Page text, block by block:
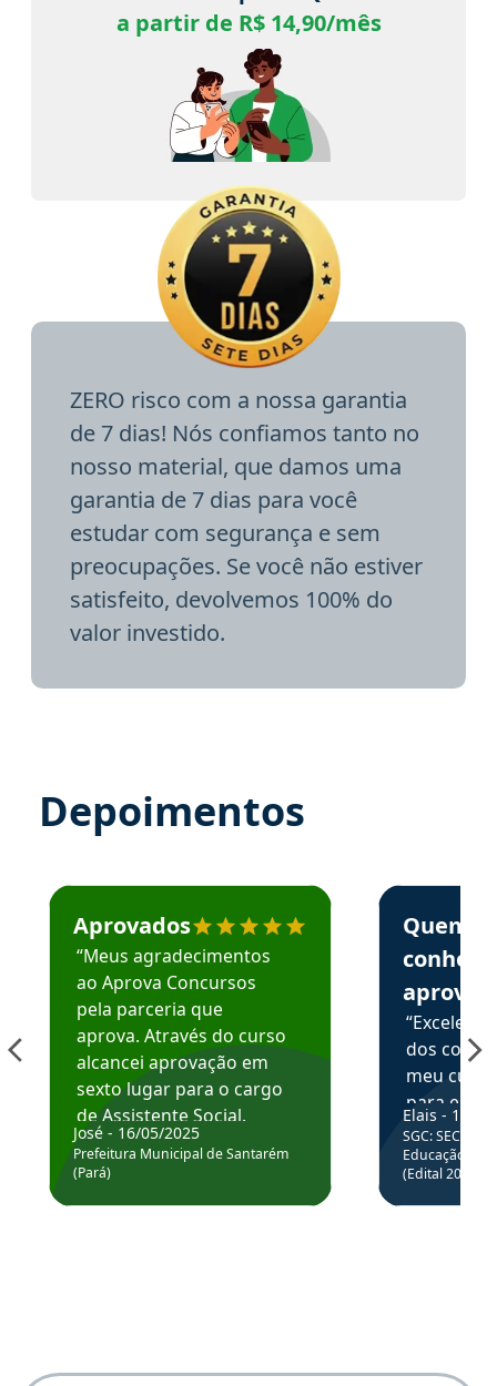
a partir de R$ 14,90/mês
ZERO risco com a nossa garantia
de 7 dias! Nós confiamos tanto no
nosso material, que damos uma
garantia de 7 dias para você
estudar com segurança e sem
preocupações. Se você não estiver
satisfeito, devolvemos 100% do
valor investido.
Depoimentos
Estudante José recomenda o Aprova Concursos em
Aprovados
“Meus agradecimentos
ao Aprova Concursos
pela parceria que
aprova. Através do curso
alcancei aprovação em
sexto lugar para o cargo
de Assistente Social.
Hoje estou atuando na
Prefeitura de Santarém.
José - 16/05/2025
Prefeitura Municipal de Santarém
(Pará)
Estudante
Quem
aprova
dos
meu
para
colocar
através
de
Elais - 15/
SGC: SEC BA
Educação
(Edital